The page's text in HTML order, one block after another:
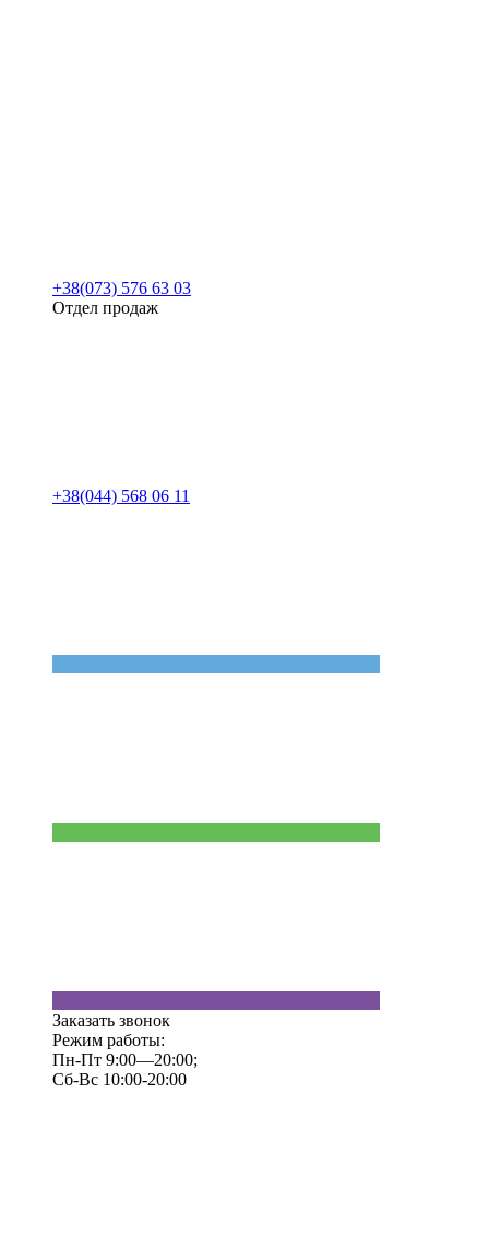
+38(073) 576 63 03
Отдел продаж
+38(044) 568 06 11
Заказать звонок
Режим работы:
Пн-Пт 9:00—20:00;
Сб-Вс 10:00-20:00